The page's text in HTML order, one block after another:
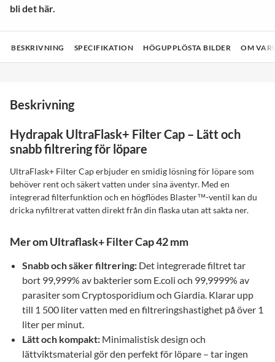
bli det här.
BESKRIVNING SPECIFIKATION HÖGUPPLÖSTA BILDER OM
Beskrivning
Hydrapak UltraFlask+ Filter Cap – Lätt och
snabb filtrering för löpare
UltraFlask+ Filter Cap erbjuder en smidig lösning för löpare som
behöver rent och säkert vatten under sina äventyr. Med en
integrerad filterfunktion och en högflödes Blaster™-ventil kan du
dricka nyfiltrerat vatten direkt från din flaska utan att sakta ner.
Mer om Ultraflask+ Filter Cap 42 mm
Snabb och säker filtrering: Det integrerade filtret tar
bort 99,999% av bakterier som E.coli och 99,9999% av
parasiter som Cryptosporidium och Giardia. Klarar upp
till 1 500 liter vatten med en filtreringshastighet på över 1
liter per minut.
Lätt och kompakt: Minimalistisk design och
lättviktsmaterial gör den perfekt för löpare – tar ingen